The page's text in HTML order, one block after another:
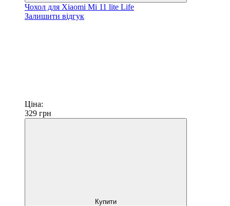
Чохол для Xiaomi Mi 11 lite Life
Залишити відгук
Ціна:
329 грн
Купити